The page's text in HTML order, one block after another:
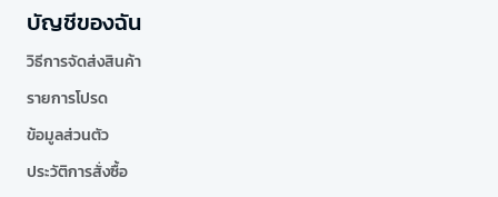
บัญชีของฉัน
วิธีการจัดส่งสินค้า
รายการโปรด
ข้อมูลส่วนตัว
ประวัติการสั่งซื้อ